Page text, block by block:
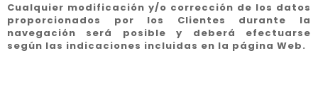
Cualquier modificación y/o corrección de los datos
proporcionados por los Clientes durante la
navegación será posible y deberá efectuarse
según las indicaciones incluidas en la página Web.